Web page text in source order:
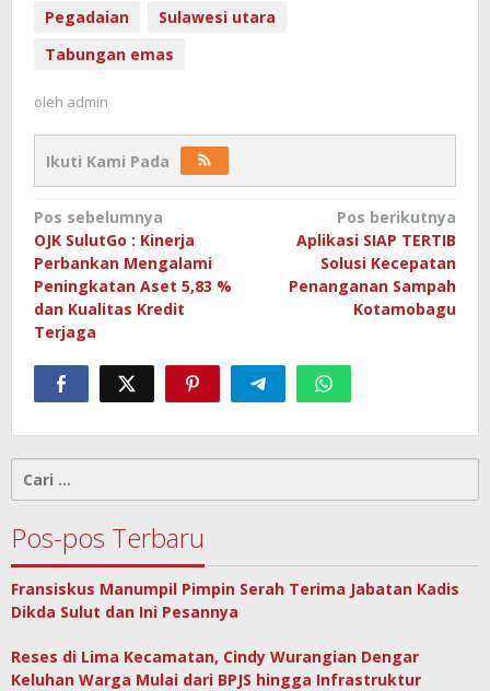
Pegadaian
Sulawesi utara
Tabungan emas
oleh admin
Ikuti Kami Pada
Navigasi
pos
Pos sebelumnya
OJK SulutGo : Kinerja
Perbankan Mengalami
Peningkatan Aset 5,83 %
dan Kualitas Kredit
Terjaga
Pos berikutnya
Aplikasi SIAP TERTIB
Solusi Kecepatan
Penanganan Sampah
Kotamobagu
untuk:
Pos-pos Terbaru
Fransiskus Manumpil Pimpin Serah Terima Jabatan Kadis
Dikda Sulut dan Ini Pesannya
Reses di Lima Kecamatan, Cindy Wurangian Dengar
Keluhan Warga Mulai dari BPJS hingga Infrastruktur